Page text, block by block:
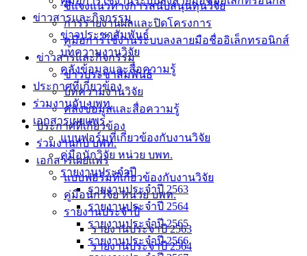
ชี้แจงแนวทางการสนับสนุนทุนวิจัย
การรายงานผลและปิดโครงการ
คู่มือการใช้งานระบบลงลายมือชื่ออิเล็กทรอนิกส์
ข่าวสารและกิจกรรม
ข่าวประชาสัมพันธ์
บทความงานวิจัย
คลังข้อมูลและสื่อความรู้
ประกาศที่เกี่ยวข้อง
ร่วมงานกับ บพท.
เอกสารเผยแพร่
แบบฟอร์มที่เกี่ยวข้องกับงานวิจัย
คู่มือนักวิจัย หน่วย บพท.
รายงานประจำปี
รายงานประจำปี 2563
รายงานประจำปี 2564
ข่าวสารและกิจกรรม
ข่าวประชาสัมพันธ์
บทความงานวิจัย
คลังข้อมูลและสื่อความรู้
ประกาศที่เกี่ยวข้อง
ร่วมงานกับ บพท.
เอกสารเผยแพร่
แบบฟอร์มที่เกี่ยวข้องกับงานวิจัย
คู่มือนักวิจัย หน่วย บพท.
รายงานประจำปี
รายงานประจำปี 2563
รายงานประจำปี 2564
รายงานประจำปี 2565
รายงานประจำปี 2566